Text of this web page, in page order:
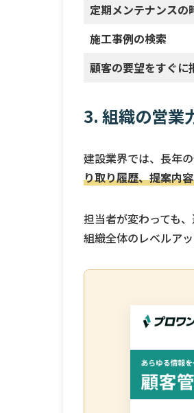
定期メンテナンスの
施工事例の検索
顧客の要望をすぐに
3. 組織の営業
建設業界では、長年
り取り履歴、提案内
担当者が変わっても
組織全体のレベルアッ